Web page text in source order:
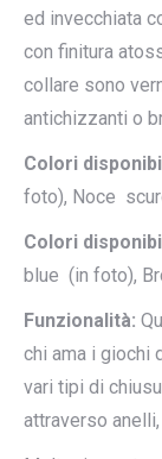
ed invecchiata
con finitura
collare sono
antichizzanti o
Colori
foto), Noce
Colori
blue (in foto),
Funzionalità:
chi ama i giochi
vari tipi di
attraverso